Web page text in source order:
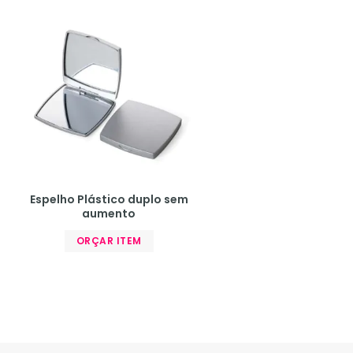
Espelho Plástico duplo sem
aumento
ORÇAR ITEM